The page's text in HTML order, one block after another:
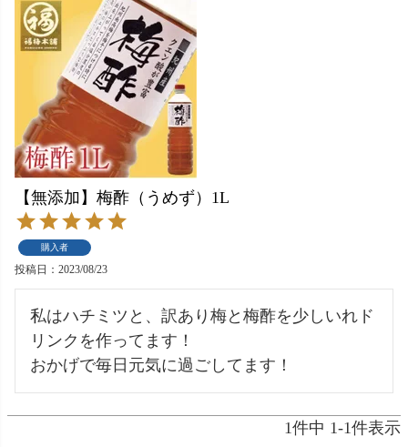
【無添加】梅酢（うめず）1L
購入者
投稿日 2023/08/23
私はハチミツと、訳あり梅と梅酢を少しいれド
リンクを作ってます！
おかげで毎日元気に過ごしてます！
1件中 1-1件表示